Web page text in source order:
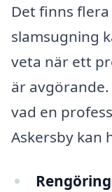
Det finns
slamsugning
veta när ett
är
vad en
Askersby kan